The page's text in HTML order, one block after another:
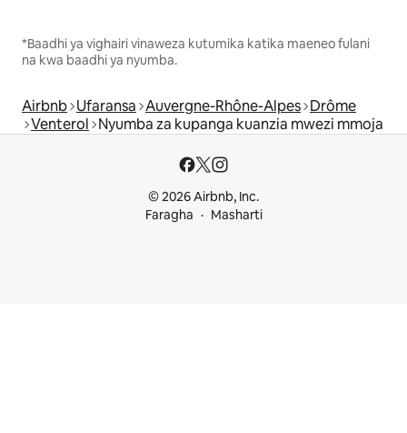
*Baadhi ya vighairi vinaweza kutumika katika maeneo fulani
na kwa baadhi ya nyumba.
Airbnb Ufaransa Auvergne-Rhône-Alpes Drôme
Venterol Nyumba za kupanga kuanzia mwezi mmoja
© 2026 Airbnb, Inc.
Faragha
Masharti